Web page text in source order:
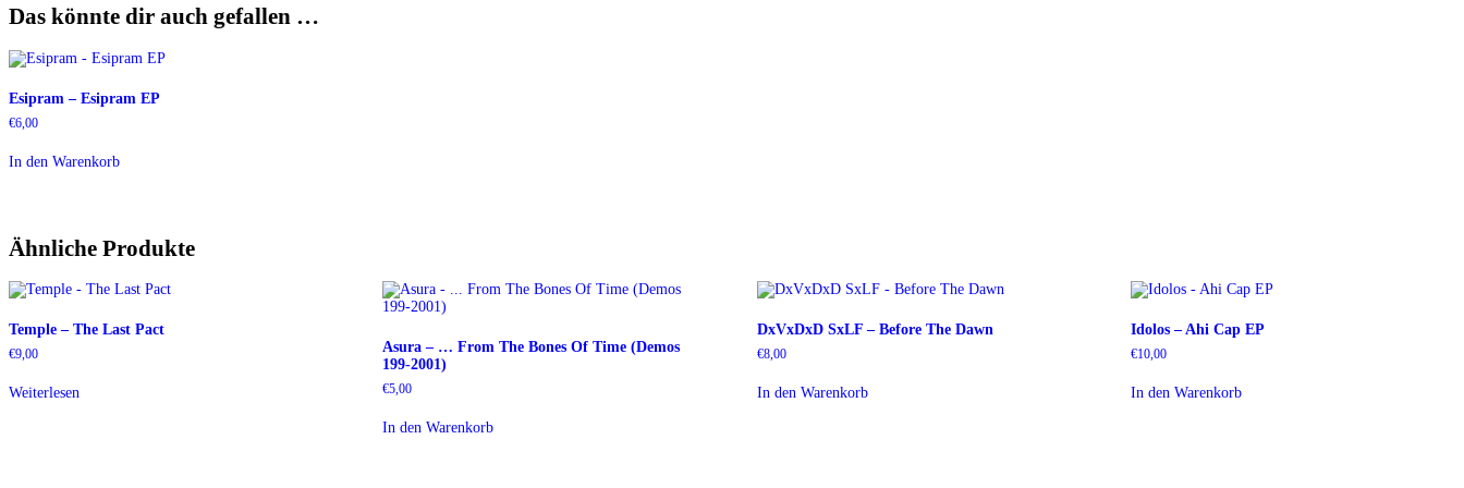
Das könnte dir auch gefallen …
Esipram – Esipram EP
€6,00
In den Warenkorb
Ähnliche Produkte
Temple – The Last Pact
€9,00
Weiterlesen
Asura – … From The Bones Of Time (Demos
199-2001)
€5,00
In den Warenkorb
DxVxDxD SxLF – Before The Dawn
€8,00
In den Warenkorb
Idolos – Ahi Cap EP
€10,00
In den Warenkorb